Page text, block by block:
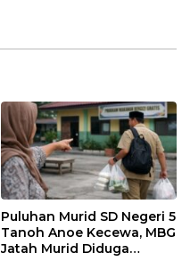
Puluhan Murid SD Negeri 5
Tanoh Anoe Kecewa, MBG
Jatah Murid Diduga